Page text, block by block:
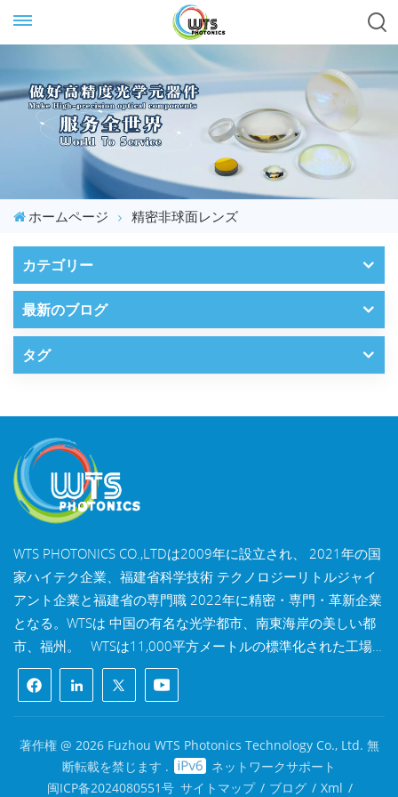
ホームページ 精密非球面レンズ
カテゴリー
最新のブログ
タグ
WTS PHOTONICS CO.,LTDは2009年に設立され、 2021年の国
家ハイテク企業、福建省科学技術 テクノロジーリトルジャイ
アント企業と福建省の専門職 2022年に精密・専門・革新企業
となる。WTSは 中国の有名な光学都市、南東海岸の美しい都
市、福州。 WTSは11,000平方メートルの標準化された工場
棟を所有しており、 熟練した技術スタッフと完全な光学処理
システムを備え、 コーティングシステム、組立システム、品
質管理システム。WTSは 研究開発、設計、製造のワンストッ
プソリューションを顧客に提供します。 高精度光学部品、高
精度光学撮像レンズ、 および高出力レーザー部品。 WTSの製
品には以下が含まれます 光学窓、レンズ、円筒レンズ、フィ
著作権 @ 2026 Fuzhou WTS Photonics Technology Co., Ltd. 無
断転載を禁じます .
ネットワークサポート
闽ICP备2024080551号 サイトマップ / ブログ / Xml /